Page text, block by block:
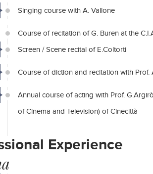
Singing course with A. Vallone
Course of recitation of G. Buren at the
Screen / Scene recital of E.Coltorti
Course of diction and recitation with Prof.
Annual course of acting with Prof.
of Cinema and Television) of Cinecittà
Experience